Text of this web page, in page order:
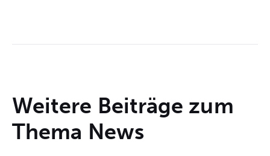
Weitere Beiträge zum
Thema News